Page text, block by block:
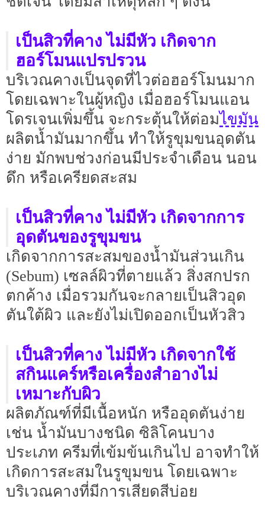
เป็นสิวที่คาง ไม่มีหัว เกิดจาก
ฮอร์โมนแปรปรวน
บริเวณคางเป็นจุดที่ไวต่อฮอร์โมนมาก
โดยเฉพาะในผู้หญิง เมื่อฮอร์โมนแอน
โดรเจนเพิ่มขึ้น จะกระตุ้นให้ต่อมไขมัน
ผลิตน้ำมันมากขึ้น ทำให้รูขุมขนอุดตัน
ง่าย มักพบช่วงก่อนมีประจำเดือน นอน
ดึก หรือเครียดสะสม
เป็นสิวที่คาง ไม่มีหัว เกิดจากการ
อุดตันของรูขุมขน
เกิดจากการสะสมของน้ำมันส่วนเกิน
(Sebum) เซลล์ผิวที่ตายแล้ว สิ่งสกปรก
ตกค้าง เมื่อรวมกันจะกลายเป็นสิวอุด
ตันใต้ผิว และยังไม่เปิดออกเป็นหัวสิว
เป็นสิวที่คาง ไม่มีหัว เกิดจากใช้
สกินแคร์หรือเครื่องสำอางไม่
เหมาะกับผิว
ผลิตภัณฑ์ที่มีเนื้อหนัก หรืออุดตันง่าย
เช่น น้ำมันบางชนิด ซิลิโคนบาง
ประเภท ครีมที่เข้มข้นเกินไป อาจทำให้
เกิดการสะสมในรูขุมขน โดยเฉพาะ
บริเวณคางที่มีการเสียดสีบ่อย